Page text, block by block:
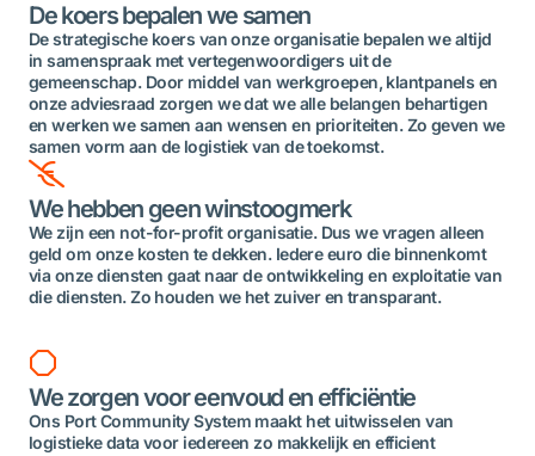
De koers bepalen we samen
De strategische koers van onze organisatie bepalen we altijd
in samenspraak met vertegenwoordigers uit de
gemeenschap. Door middel van werkgroepen, klantpanels en
onze adviesraad zorgen we dat we alle belangen behartigen
en werken we samen aan wensen en prioriteiten. Zo geven we
samen vorm aan de logistiek van de toekomst.
We hebben geen winstoogmerk
We zijn een not-for-profit organisatie. Dus we vragen alleen
geld om onze kosten te dekken. Iedere euro die binnenkomt
via onze diensten gaat naar de ontwikkeling en exploitatie van
die diensten. Zo houden we het zuiver en transparant.
We zorgen voor eenvoud en efficiëntie
Ons Port Community System maakt het uitwisselen van
logistieke data voor iedereen zo makkelijk en efficient